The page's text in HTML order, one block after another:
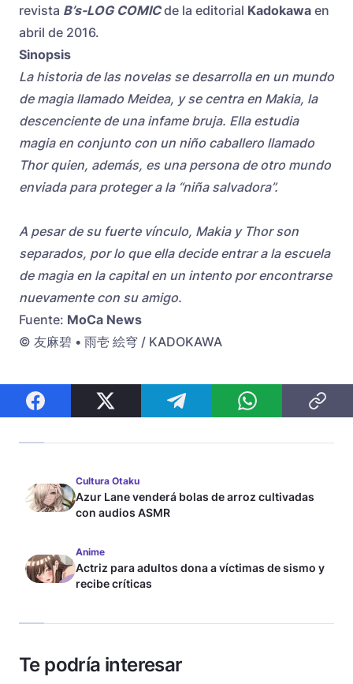
revista B’s-LOG COMICde la editorial Kadokawa en
abril de 2016.
Sinopsis
La historia de las novelas se desarrolla en un mundo
de magia llamado Meidea, y se centra en Makia, la
descenciente de una infame bruja. Ella estudia
magia en conjunto con un niño caballero llamado
Thor quien, además, es una persona de otro mundo
enviada para proteger a la “niña salvadora”.
A pesar de su fuerte vínculo, Makia y Thor son
separados, por lo que ella decide entrar a la escuela
de magia en la capital en un intento por encontrarse
nuevamente con su amigo.
Fuente: MoCa News
© 友麻碧 • 雨壱 絵穹 / KADOKAWA
Cultura Otaku
Azur Lane venderá bolas de arroz cultivadas
con audios ASMR
Anime
Actriz para adultos dona a víctimas de sismo y
recibe críticas
Te podría interesar